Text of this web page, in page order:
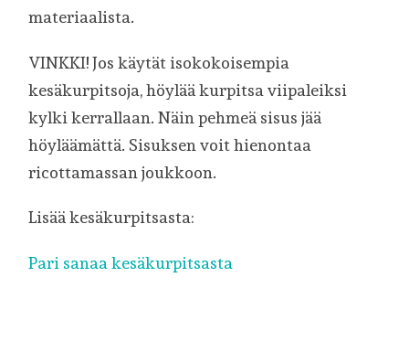
materiaalista.
VINKKI! Jos käytät isokokoisempia
kesäkurpitsoja, höylää kurpitsa viipaleiksi
kylki kerrallaan. Näin pehmeä sisus jää
höyläämättä. Sisuksen voit hienontaa
ricottamassan joukkoon.
Lisää kesäkurpitsasta:
Pari sanaa kesäkurpitsasta